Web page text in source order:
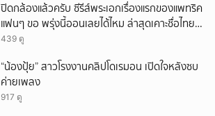
ปิดกล้องแล้วครับ ซีรีส์พระเอกเรื่องแรกของแพทริค
แฟนๆ ขอ พรุ่งนี้ออนเลยได้ไหม ล่าสุดเคาะชื่อไทย
แล้ว
439 ดู
“น้องปุ้ย” สาวโรงงานคลิปโดเรมอน เปิดใจหลังซบ
ค่ายเพลง
917 ดู